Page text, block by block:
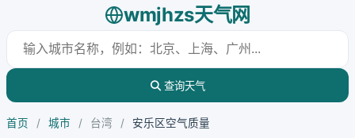
wmjhzs天气网
查询天气
首页 / 城市 / 台湾 / 安乐区空气质量